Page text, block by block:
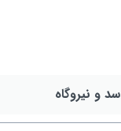
سد و نیروگاه